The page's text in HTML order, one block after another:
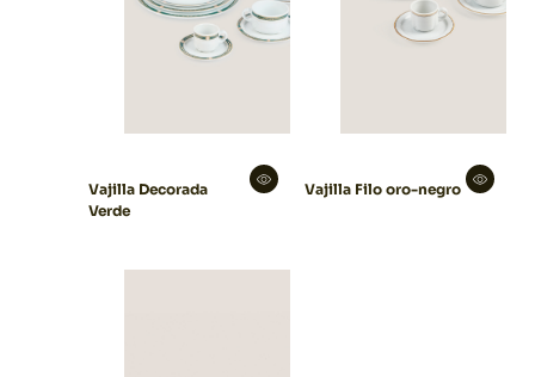
Vajilla Decorada
Verde
Vajilla Filo oro-negro